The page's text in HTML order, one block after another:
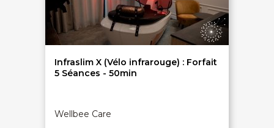
Infraslim X (Vélo infrarouge) : Forfait
5 Séances - 50min
Wellbee Care